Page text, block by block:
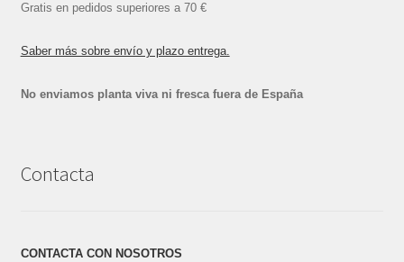
Gratis en pedidos superiores a 70 €
Saber más sobre envío y plazo entrega.
No enviamos planta viva ni fresca fuera de España
Contacta
CONTACTA CON NOSOTROS